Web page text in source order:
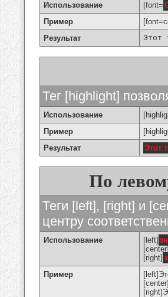
Использование [font=
Пример
Результат
Этот
Тег [highlight]
Использование
Пример
Результат
Этот
По
Теги [left], [right] и
центру
Использование [left]
[center]
[right]
Пример